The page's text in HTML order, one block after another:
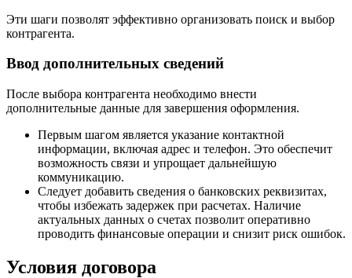
Эти шаги позволят эффективно организовать поиск и выбор
контрагента.
Ввод дополнительных сведений
После выбора контрагента необходимо внести
дополнительные данные для завершения оформления.
Первым шагом является указание контактной
информации, включая адрес и телефон. Это обеспечит
возможность связи и упрощает дальнейшую
коммуникацию.
Следует добавить сведения о банковских реквизитах,
чтобы избежать задержек при расчетах. Наличие
актуальных данных о счетах позволит оперативно
проводить финансовые операции и снизит риск ошибок.
Условия договора